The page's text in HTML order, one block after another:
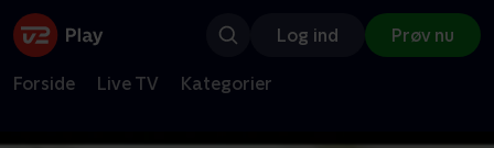
Log ind Prøv nu
Forside Live TV Kategorier